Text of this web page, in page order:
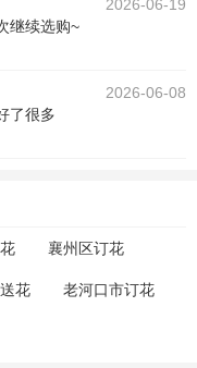
2026-06-19
继续选购~
2026-06-08
了很多
襄州区订花
花 老河口市订花